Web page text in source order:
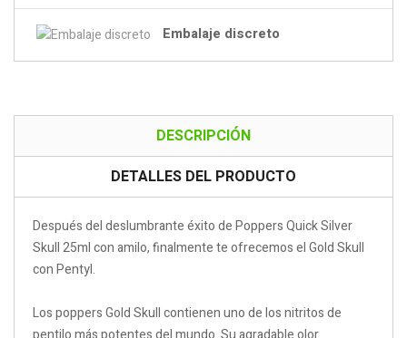
Embalaje discreto
DESCRIPCIÓN
DETALLES DEL PRODUCTO
Después del deslumbrante éxito de Poppers Quick Silver
Skull 25ml con amilo, finalmente te ofrecemos el Gold Skull
con Pentyl.
Los poppers Gold Skull contienen uno de los nitritos de